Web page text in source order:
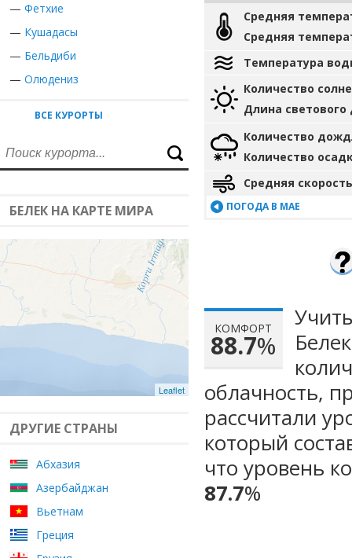
— Фетхие
— Кушадасы
— Бельдиби
— Олюдениз
ВСЕ КУРОРТЫ
БЕЛЕК НА КАРТЕ МИРА
Leaflet
ДРУГИЕ СТРАНЫ
Абхазия
Азербайджан
Вьетнам
Греция
Средняя
Средняя
Температура
Количество
Длина светового
Количество
Количество
Средняя
ПОГОДА В МАЕ
КОМФОРТ
88.7%
облачность,
рассчитали
который
что уровень
87.7%